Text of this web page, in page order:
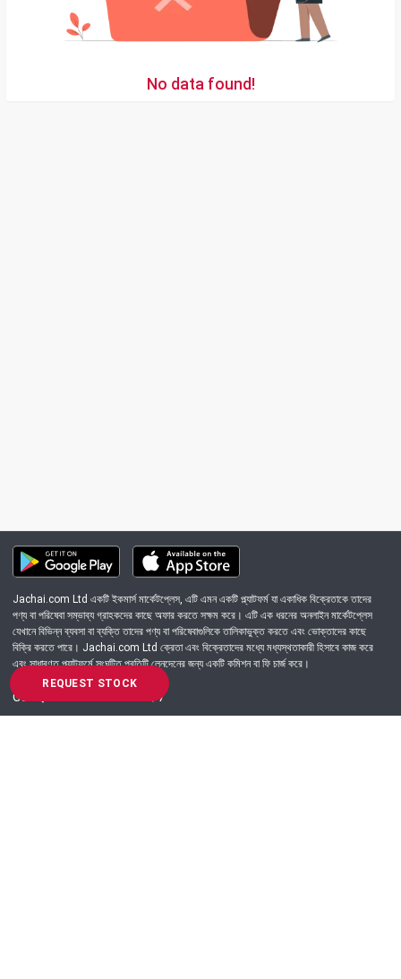
REQUEST STOCK
No data found!
Jachai.com Ltd একটি ইকমার্স মার্কেটপ্লেস, এটি এমন একটি প্ল্যাটফর্ম যা একাধিক বিক্রেতাকে তাদের
পণ্য বা পরিষেবা সম্ভাব্য গ্রাহকদের কাছে অফার করতে সক্ষম করে। এটি এক ধরনের অনলাইন মার্কেটপ্লেস
যেখানে বিভিন্ন ব্যবসা বা ব্যক্তি তাদের পণ্য বা পরিষেবাগুলিকে তালিকাভুক্ত করতে এবং ভোক্তাদের কাছে
বিক্রি করতে পারে। Jachai.com Ltd ক্রেতা এবং বিক্রেতাদের মধ্যে মধ্যস্থতাকারী হিসাবে কাজ করে
এবং সাধারণত প্ল্যাটফর্মে সংঘটিত প্রতিটি লেনদেনের জন্য একটি কমিশন বা ফি চার্জ করে।
Got Question? Call us 24/7